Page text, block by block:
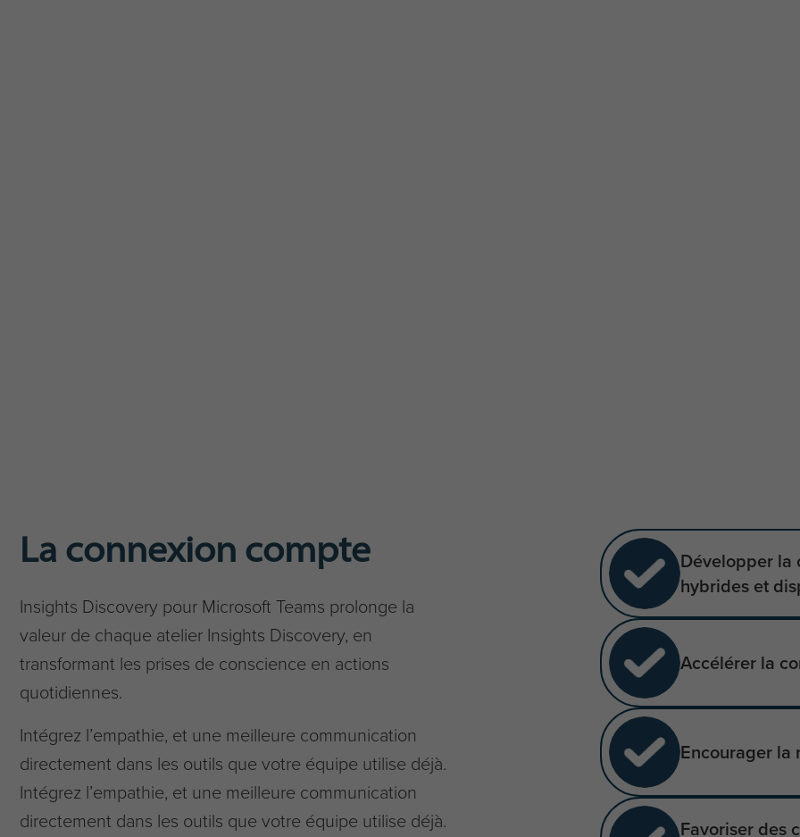
La connexion compte
Insights Discovery pour Microsoft Teams prolonge la
valeur de chaque atelier Insights Discovery, en
transformant les prises de conscience en actions
quotidiennes.
Intégrez l’empathie, et une meilleure communication
directement dans les outils que votre équipe utilise déjà.
Intégrez l’empathie, et une meilleure communication
directement dans les outils que votre équipe utilise déjà.
Développer la
hybrides et
Accélérer la
Encourager la
Favoriser des